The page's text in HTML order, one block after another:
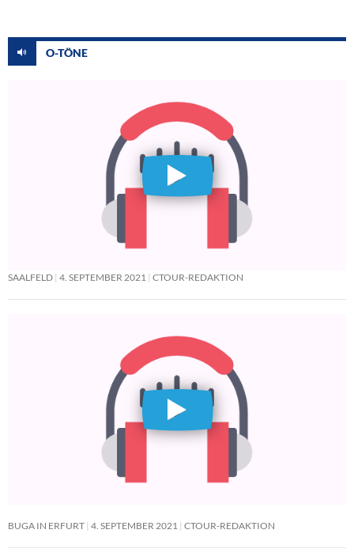
O-TÖNE
SAALFELD 4. SEPTEMBER 2021 CTOUR-REDAKTION
BUGA IN ERFURT 4. SEPTEMBER 2021 CTOUR-REDAKTION